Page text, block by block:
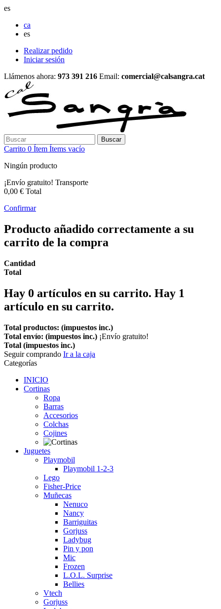
es
ca
es
Realizar pedido
Iniciar sesión
Llámenos ahora: 973 391 216 Email: comercial@calsangra.cat
Buscar
Carrito 0 Ítem Ítems vacío
Ningún producto
¡Envío gratuito! Transporte
0,00 € Total
Confirmar
Producto añadido correctamente a su
carrito de la compra
Cantidad
Total
Hay 0 artículos en su carrito. Hay 1
artículo en su carrito.
Total productos: (impuestos inc.)
Total envío: (impuestos inc.) ¡Envío gratuito!
Total (impuestos inc.)
Seguir comprando Ir a la caja
Categorías
INICIO
Cortinas
Ropa
Barras
Accesorios
Colchas
Cojines
Juguetes
Playmobil
Playmobil 1-2-3
Lego
Fisher-Price
Muñecas
Nenuco
Nancy
Barriguitas
Gorjuss
Ladybug
Pin y pon
Mic
Frozen
L.O.L. Surprise
Bellies
Vtech
Gorjuss